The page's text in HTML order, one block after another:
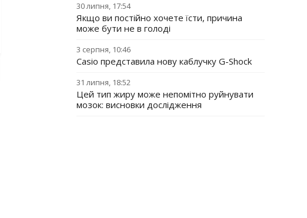
30 липня, 17:54
Якщо ви постійно хочете їсти, причина
може бути не в голоді
3 серпня, 10:46
Casio представила нову каблучку G-Shock
31 липня, 18:52
Цей тип жиру може непомітно руйнувати
мозок: висновки дослідження